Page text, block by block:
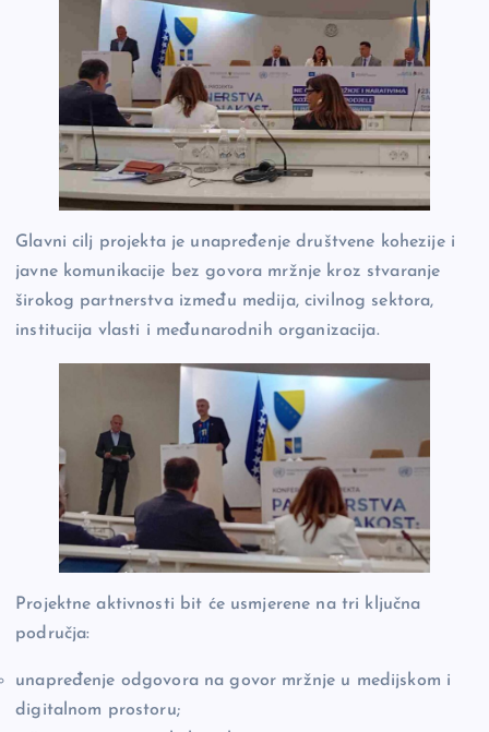
Glavni cilj projekta je unapređenje društvene kohezije i
javne komunikacije bez govora mržnje kroz stvaranje
širokog partnerstva između medija, civilnog sektora,
institucija vlasti i međunarodnih organizacija.
Projektne aktivnosti bit će usmjerene na tri ključna
područja:
unapređenje odgovora na govor mržnje u medijskom i
digitalnom prostoru;